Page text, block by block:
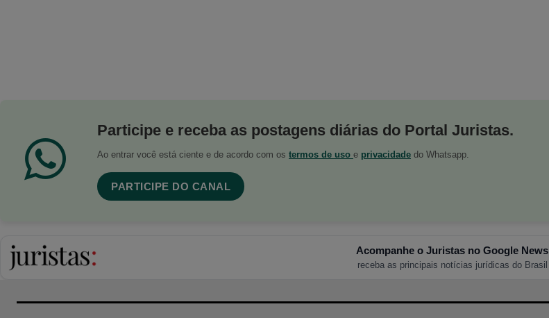
Participe e receba as postagens diárias do Portal Juristas.
Ao entrar você está ciente e de acordo com os termos de uso e privacidade do Whatsapp.
PARTICIPE DO CANAL
Acompanhe o Juristas no Google News
receba as principais notícias jurídicas do Brasil